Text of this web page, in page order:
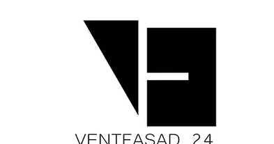
АЛЮМИНИЕВЫЙ
КІРІҢІЗ
ПАРОЛЬДІ
БА?